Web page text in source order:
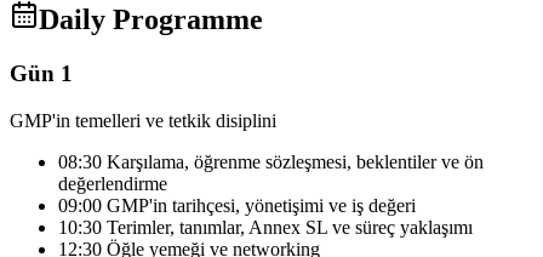
Daily Programme
Gün 1
GMP'in temelleri ve tetkik disiplini
08:30 Karşılama, öğrenme sözleşmesi, beklentiler ve ön
değerlendirme
09:00 GMP'in tarihçesi, yönetişimi ve iş değeri
10:30 Terimler, tanımlar, Annex SL ve süreç yaklaşımı
12:30 Öğle yemeği ve networking